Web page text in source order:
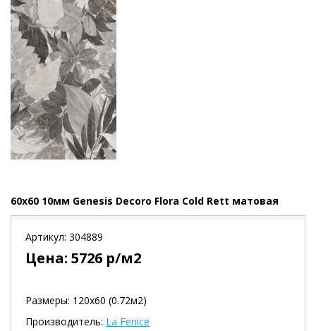
60x60 10мм Genesis Decoro Flora Cold Rett матовая
Артикул: 304889
Цена: 5726 р/м2
Размеры: 120х60 (0.72м2)
Производитель: La Fenice